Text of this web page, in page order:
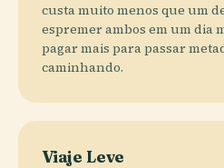
custa muito menos que um
espremer ambos em um dia
pagar mais para passar
caminhando.
Viaje Leve